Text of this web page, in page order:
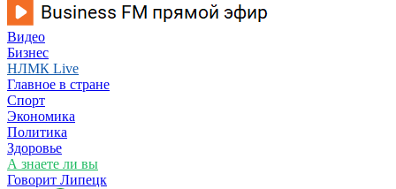
Видео
Бизнес
НЛМК Live
Главное в стране
Спорт
Экономика
Политика
Здоровье
А знаете ли вы
Говорит Липецк